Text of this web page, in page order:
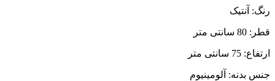
رنگ: آنتیک
قطر: 80 سانتی متر
ارتفاع: 75 سانتی متر
جنس بدنه: آلومینیوم